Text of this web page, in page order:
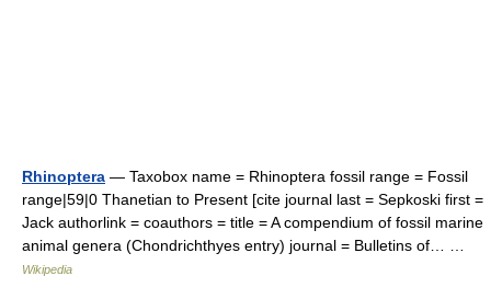
Rhinoptera — Taxobox name = Rhinoptera fossil range = Fossil
range|59|0 Thanetian to Present [cite journal last = Sepkoski first =
Jack authorlink = coauthors = title = A compendium of fossil marine
animal genera (Chondrichthyes entry) journal = Bulletins of… …
Wikipedia